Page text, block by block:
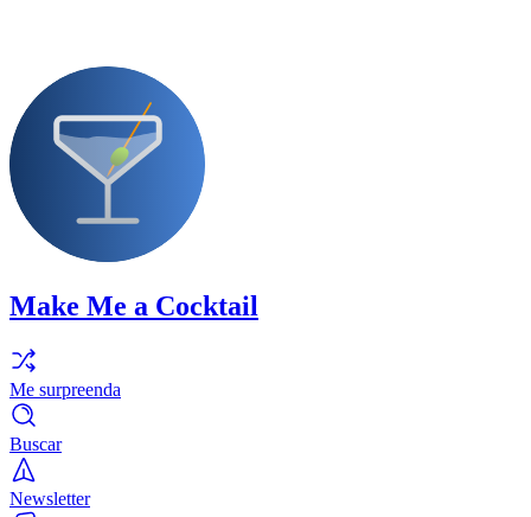
Make Me a Cocktail
Me surpreenda
Buscar
Newsletter